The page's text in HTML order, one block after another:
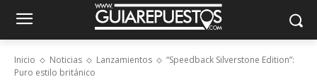
Inicio Noticias Lanzamientos
“Speedback Silverstone Edition”:
Puro estilo británico